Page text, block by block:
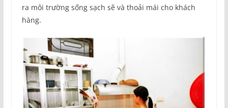
ra môi trường sống sạch sẽ và thoải mái cho khách
hàng.